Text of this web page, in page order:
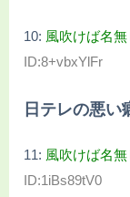
10: 風吹けば名無
ID:8+vbxYlFr
日テレの悪い
11: 風吹けば名無
ID:1iBs89tV0